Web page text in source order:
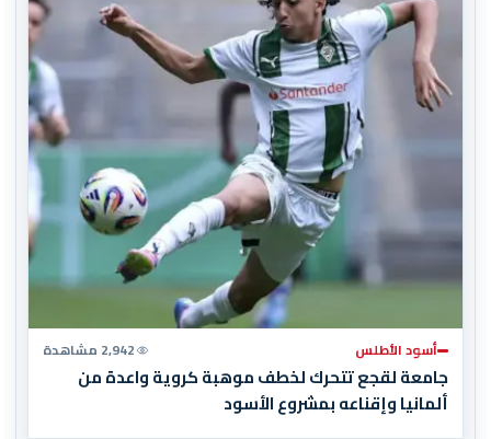
أسود الأطلس 2,942 مشاهدة
جامعة لقجع تتحرك لخطف موهبة كروية واعدة من
ألمانيا وإقناعه بمشروع الأسود